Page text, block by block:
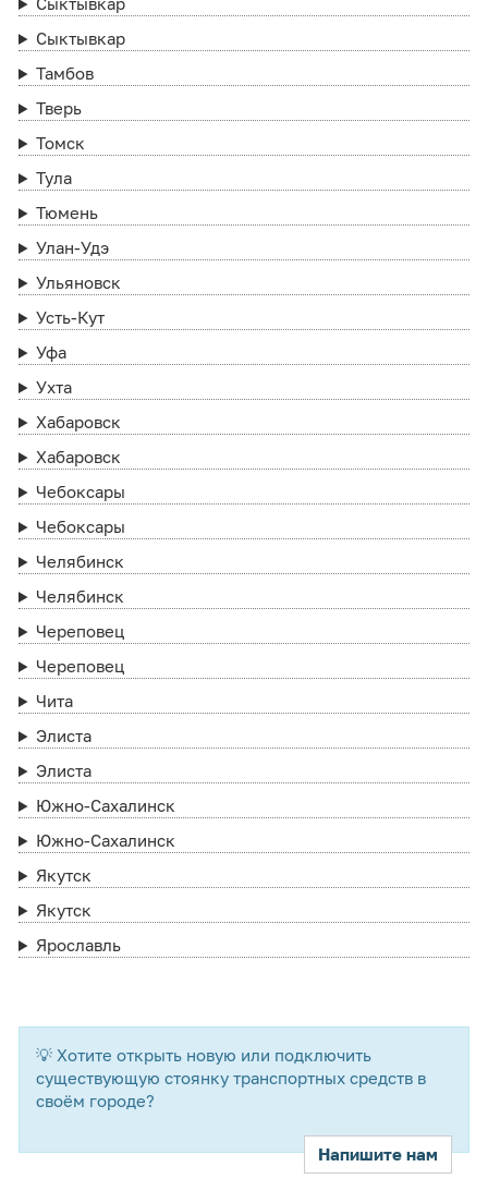
Сыктывкар
Тамбов
Тверь
Томск
Тула
Тюмень
Улан-Удэ
Ульяновск
Усть-Кут
Уфа
Ухта
Хабаровск
Хабаровск
Чебоксары
Чебоксары
Челябинск
Челябинск
Череповец
Череповец
Чита
Элиста
Элиста
Южно-Сахалинск
Южно-Сахалинск
Якутск
Якутск
Ярославль
💡 Хотите открыть новую или подключить
существующую стоянку транспортных средств в
своём городе?
Напишите нам